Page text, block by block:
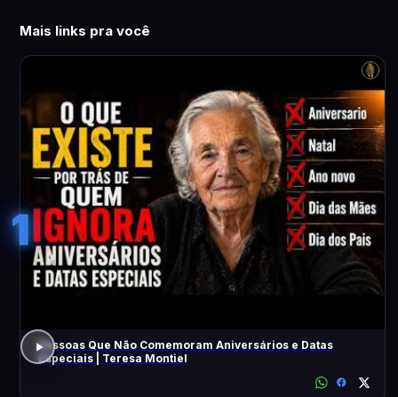
Mais links pra você
1
Pessoas Que Não Comemoram Aniversários e Datas
Especiais | Teresa Montiel